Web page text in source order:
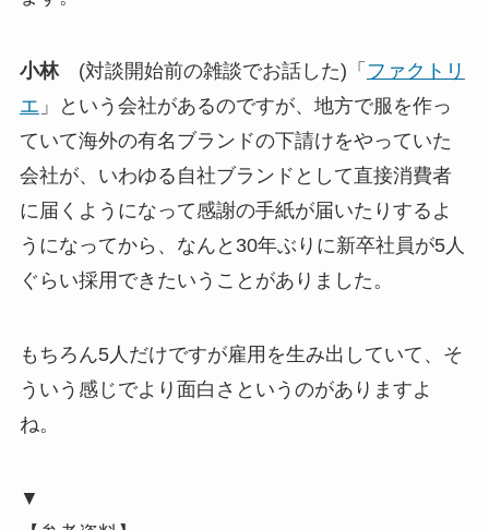
小林(対談開始前の雑談でお話した)「 ファクトリ
エ 」という会社があるのですが、地方で服を作っ
ていて海外の有名ブランドの下請けをやっていた
会社が、いわゆる自社ブランドとして直接消費者
に届くようになって感謝の手紙が届いたりするよ
うになってから、なんと30年ぶりに新卒社員が5人
ぐらい採用できたいうことがありました。
もちろん5人だけですが雇用を生み出していて、そ
ういう感じでより面白さというのがありますよ
ね。
▼